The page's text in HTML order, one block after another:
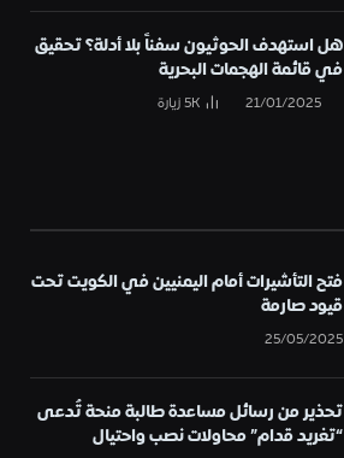
هل استهدف الحوثيون سفناً بلا أدلة؟ تحقيق
في قائمة الهجمات البحرية
21/01/2025
5Kزيارة
فتح التأشيرات أمام اليمنيين في الكويت تحت
قيود صارمة
25/05/2025
تحذير من رسائل مساعدة طالبة منحة تُدعى
“تغريد قدام” محاولات نصب واحتيال